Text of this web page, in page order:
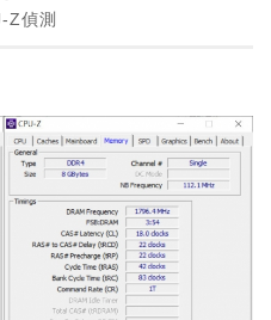
Z偵測